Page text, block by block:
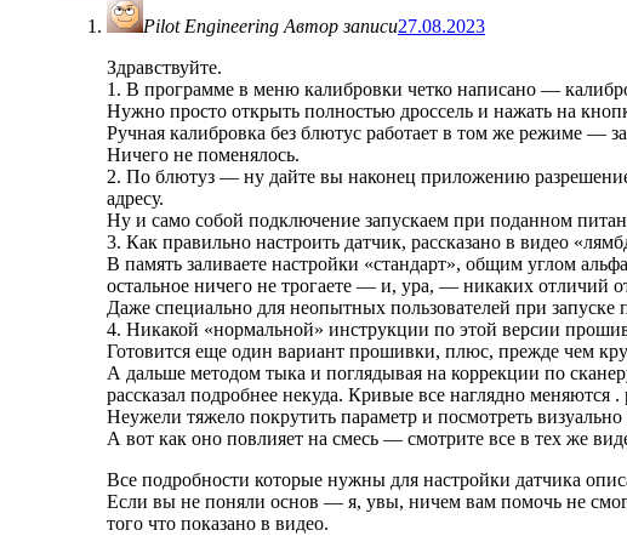
Pilot Engineering Автор записи27.08.2023
Здравствуйте.
1. В программе в меню калибровки четко написано —
Нужно просто открыть полностью дроссель и нажать на
Ручная калибровка без блютус работает в том же режиме —
Ничего не поменялось.
2. По блютуз — ну дайте вы наконец приложению
адресу.
Ну и само собой подключение запускаем при поданном
3. Как правильно настроить датчик, рассказано в видео
В память заливаете настройки «стандарт», общим углом
остальное ничего не трогаете — и, ура, — никаких отличий
Даже специально для неопытных пользователей при
4. Никакой «нормальной» инструкции по этой версии
Готовится еще один вариант прошивки, плюс, прежде чем
А дальше методом тыка и поглядывая на коррекции по
рассказал подробнее некуда. Кривые все наглядно меняются .
Неужели тяжело покрутить параметр и посмотреть
А вот как оно повлияет на смесь — смотрите все в тех же
Все подробности которые нужны для настройки датчика
Если вы не поняли основ — я, увы, ничем вам помочь не
того что показано в видео.